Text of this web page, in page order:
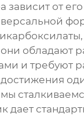
зависит от
они обладают
и требуют
дает